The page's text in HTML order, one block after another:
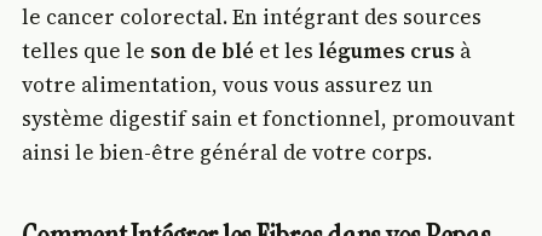
le cancer colorectal. En intégrant des sources
telles que le son de blé et leslégumes crus à
votre alimentation, vous vous assurez un
système digestif sain et fonctionnel, promouvant
ainsi le bien-être général de votre corps.